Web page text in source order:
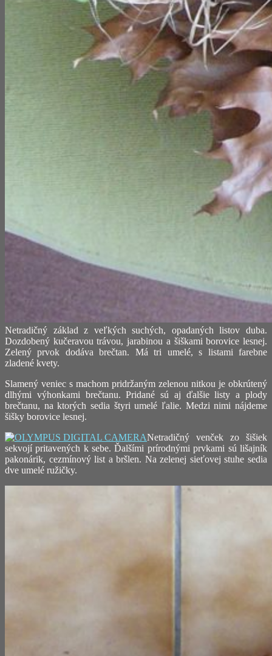
Netradičný základ z veľkých suchých, opadaných listov duba.
Dozdobený kučeravou trávou, jarabinou a šiškami borovice lesnej.
Zelený prvok dodáva brečtan. Má tri umelé, s listami farebne
zladené kvety.
Slamený veniec s machom pridržaným zelenou nitkou je obkrútený
dlhými výhonkami brečtanu. Pridané sú aj ďalšie listy a plody
brečtanu, na ktorých sedia štyri umelé ľalie. Medzi nimi nájdeme
šišky borovice lesnej.
Netradičný venček zo šišiek
sekvojí pritavených k sebe. Ďalšími prírodnými prvkami sú lišajník
pakonárik, cezmínový list a bršlen. Na zelenej sieťovej stuhe sedia
dve umelé ružičky.